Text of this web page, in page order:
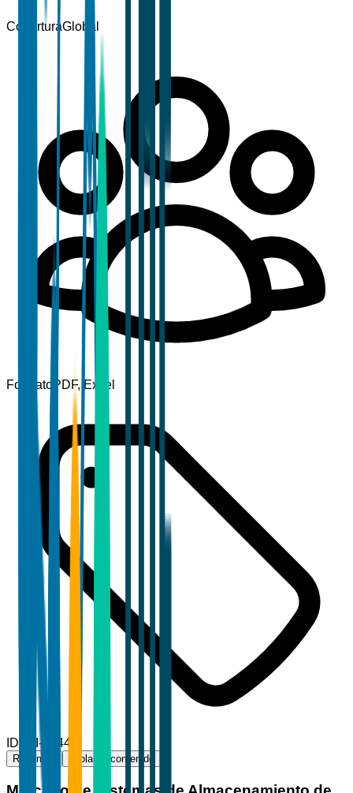
CoberturaGlobal
Formato PDF, Excel
ID TBI-45440
Resumen Tabla de contenido